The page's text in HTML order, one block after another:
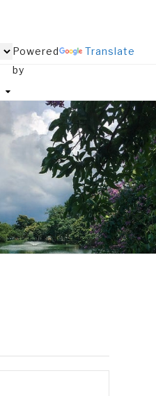
Powered
by
Translate